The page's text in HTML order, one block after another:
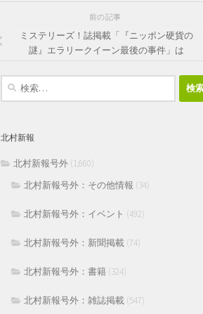
前の記事
ミステリーズ！誌掲載「『ニッポン硬貨の
謎』エラリークイーン最後の事件」は
検
北村新報
北村新報号外 (1,660)
北村新報号外：その他情報 (34)
北村新報号外：イベント (492)
北村新報号外：新聞掲載 (74)
北村新報号外：書籍 (324)
北村新報号外：雑誌掲載 (547)